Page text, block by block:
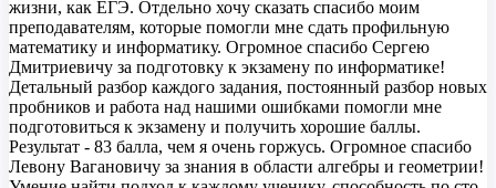
жизни, как ЕГЭ. Отдельно хочу сказать спасибо моим
преподавателям, которые помогли мне сдать профильную
математику и информатику. Огромное спасибо Сергею
Дмитриевичу за подготовку к экзамену по информатике!
Детальный разбор каждого задания, постоянный разбор новых
пробников и работа над нашими ошибками помогли мне
подготовиться к экзамену и получить хорошие баллы.
Результат - 83 балла, чем я очень горжусь. Огромное спасибо
Левону Вагановичу за знания в области алгебры и геометрии!